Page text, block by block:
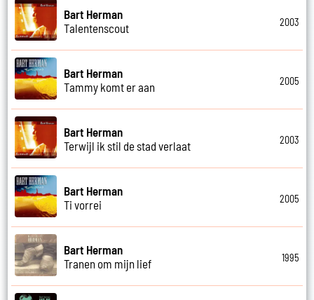
Bart Herman
Talentenscout
2003
Bart Herman
Tammy komt er aan
2005
Bart Herman
Terwijl ik stil de stad verlaat
2003
Bart Herman
Ti vorrei
2005
Bart Herman
Tranen om mijn lief
1995